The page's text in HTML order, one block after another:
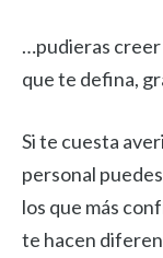
…pudieras creer
que te defina,
Si te cuesta
personal
los que más
te hacen